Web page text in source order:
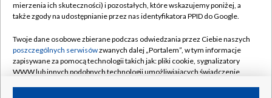
Naziemna Telewizja Cyfrowa
Rada Programowa
System NOS
Informacje o nadawcy
Pomoc
Kontakt
Kanały
mierzenia ich skuteczności) i pozostałych, które wskazujemy poniżej, a
także zgody na udostępnianie przez nas identyfikatora PPID do Google.
Twoje dane osobowe zbierane podczas odwiedzania przez Ciebie naszych
poszczególnych serwisówzwanych dalej „Portalem”, w tym informacje
zapisywane za pomocą technologii takich jak: pliki cookie, sygnalizatory
WWW lub innych podobnych technologii umożliwiających świadczenie